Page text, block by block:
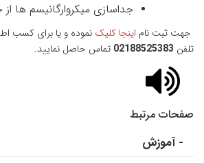
جداسازی میکروارگانیسم ها
جهت ثبت نام اینجا کلیک نموده و یا برای کسب
تلفن 02188525383 تماس حاصل نمایید.
صفحات مرتبط
- آموزش